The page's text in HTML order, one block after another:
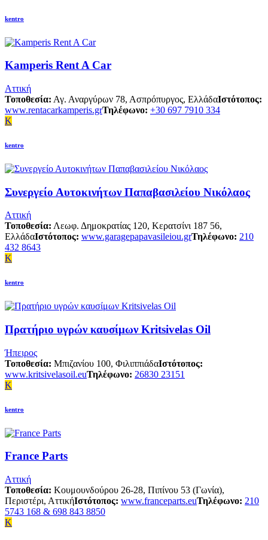
kentro
Kamperis Rent A Car
Αττική
Τοποθεσία: Αγ. Αναργύρων 78, Ασπρόπυργος, ΕλλάδαΙστότοπος:
www.rentacarkamperis.grΤηλέφωνο: +30 697 7910 334
K
kentro
Συνεργείο Αυτοκινήτων Παπαβασιλείου Νικόλαος
Αττική
Τοποθεσία: Λεωφ. Δημοκρατίας 120, Κερατσίνι 187 56,
ΕλλάδαΙστότοπος: www.garagepapavasileiou.grΤηλέφωνο: 210
432 8643
K
kentro
Πρατήριο υγρών καυσίμων Kritsivelas Oil
Ήπειρος
Τοποθεσία: Μπιζανίου 100, ΦιλιππιάδαΙστότοπος:
www.kritsivelasoil.euΤηλέφωνο: 26830 23151
K
kentro
France Parts
Αττική
Τοποθεσία: Κουμουνδούρου 26-28, Πιπίνου 53 (Γωνία),
Περιστέρι, ΑττικήΙστότοπος: www.franceparts.euΤηλέφωνο: 210
5743 168 & 698 843 8850
K